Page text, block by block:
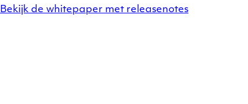
Bekijk de whitepaper met releasenotes